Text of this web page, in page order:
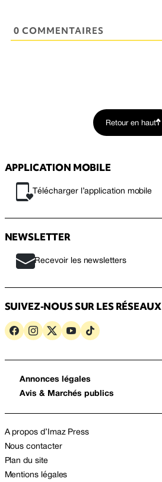
0 COMMENTAIRES
Retour en haut
APPLICATION MOBILE
Télécharger l’application mobile
NEWSLETTER
Recevoir les newsletters
SUIVEZ-NOUS SUR LES RÉSEAUX
Annonces légales
Avis & Marchés publics
A propos d’Imaz Press
Nous contacter
Plan du site
Mentions légales